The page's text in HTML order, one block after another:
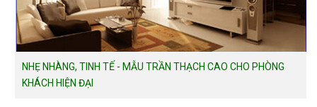
NHẸ NHÀNG, TINH TẾ - MẪU TRẦN THẠCH CAO CHO PHÒNG
KHÁCH HIỆN ĐẠI